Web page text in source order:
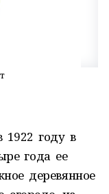
году в
года ее
деревянное